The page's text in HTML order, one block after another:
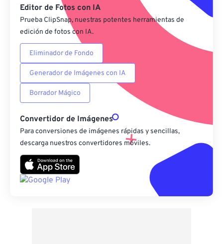
Editor de Fotos con IA
Prueba ClipSnap, nuestras potentes herramientas de
edición de fotos con IA.
Eliminador de Fondo
Generador de Imágenes con IA
Borrador Mágico
Convertidor de Imágenes
Para conversiones de imágenes rápidas y sencillas,
descarga nuestros convertidores móviles.